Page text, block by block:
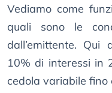
Vediamo come
quali sono le
dall’emittente.
10% di interessi in
cedola variabile